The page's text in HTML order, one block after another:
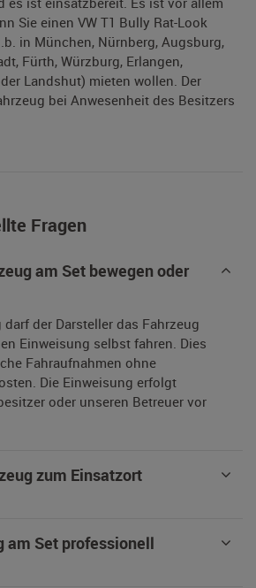
Sie einen VW T1 Bully Rat-Look
in München, Nürnberg, Augsburg,
Fürth, Würzburg, Erlangen,
Landshut) mieten wollen. Der
bei Anwesenheit des Besitzers
Fragen
am Set bewegen oder
der Darsteller das Fahrzeug
Einweisung selbst fahren. Dies
Fahraufnahmen ohne
Die Einweisung erfolgt
oder unseren Betreuer vor
zum Einsatzort
am Set professionell